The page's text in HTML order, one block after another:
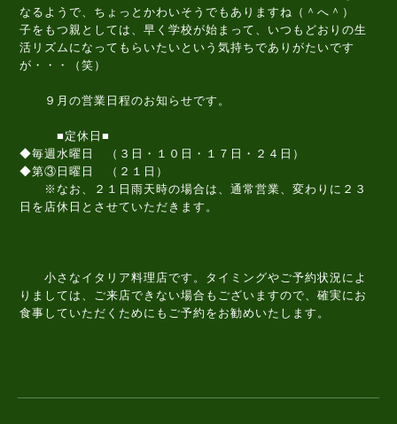
なるようで、ちょっとかわいそうでもありますね（＾へ＾）
子をもつ親としては、早く学校が始まって、いつもどおりの生
活リズムになってもらいたいという気持ちでありがたいです
が・・・（笑）
９月の営業日程のお知らせです。
■定休日■
◆毎週水曜日 （３日・１０日・１７日・２４日）
◆第③日曜日 （２１日）
※なお、２１日雨天時の場合は、通常営業、変わりに２３
日を店休日とさせていただきます。
小さなイタリア料理店です。タイミングやご予約状況によ
りましては、ご来店できない場合もございますので、確実にお
食事していただくためにもご予約をお勧めいたします。